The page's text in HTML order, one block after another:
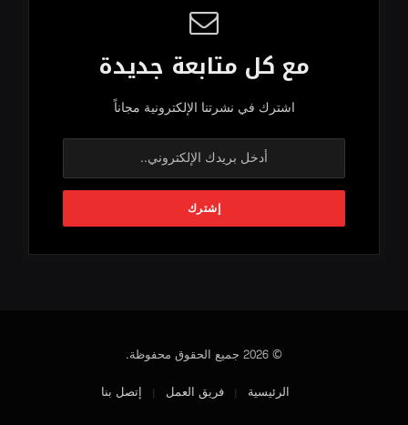
مع كل متابعة جديدة
اشترك في نشرتنا الإلكترونية مجاناً
© 2026 جميع الحقوق محفوظة.
الرئيسية
فريق العمل إتصل بنا